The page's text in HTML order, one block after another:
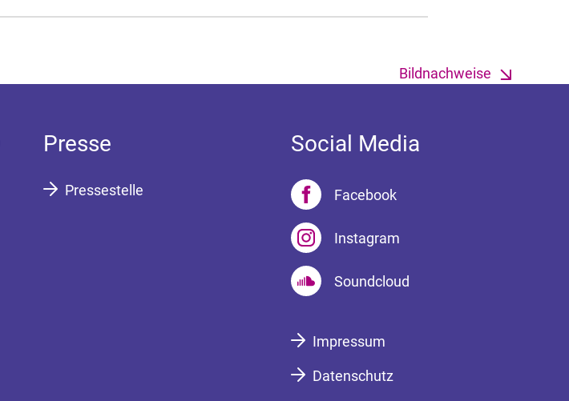
Bildnachweise
Presse
Pressestelle
Social Media
Facebook
Instagram
Soundcloud
Impressum
Datenschutz